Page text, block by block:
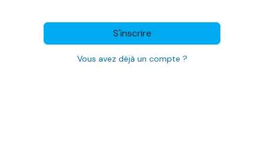
S'inscrire
Vous avez déjà un compte ?